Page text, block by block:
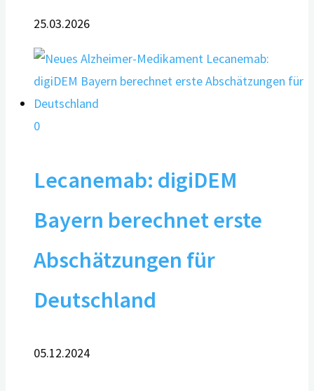
25.03.2026
0
Lecanemab: digiDEM
Bayern berechnet erste
Abschätzungen für
Deutschland
05.12.2024